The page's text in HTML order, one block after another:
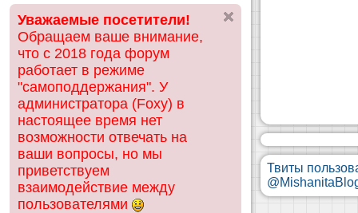
ск
Уважаемые посетители!
Обращаем ваше внимание,
что с 2018 года форум
работает в режиме
"самоподдержания". У
администратора (Foxy) в
настоящее время нет
возможности отвечать на
ваши вопросы, но мы
приветствуем
взаимодействие между
пользователями
Твиты